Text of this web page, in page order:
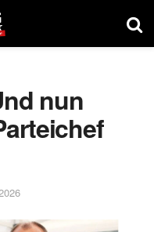
nun